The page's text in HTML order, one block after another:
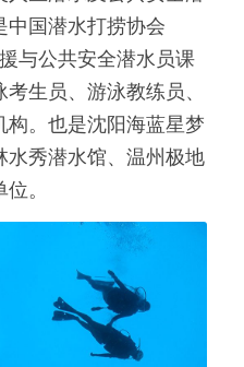
中国潜水打捞协会
与公共安全潜水员课
生员、游泳教练员、
。也是沈阳海蓝星梦
秀潜水馆、温州极地
。